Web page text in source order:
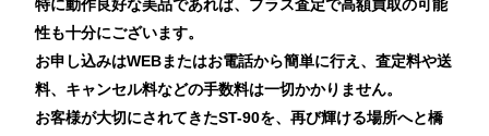
特に動作良好な美品であれば、プラス査定で高額買取の可能
性も十分にございます。
お申し込みはWEBまたはお電話から簡単に行え、査定料や送
料、キャンセル料などの手数料は一切かかりません。
お客様が大切にされてきたST-90を、再び輝ける場所へと橋